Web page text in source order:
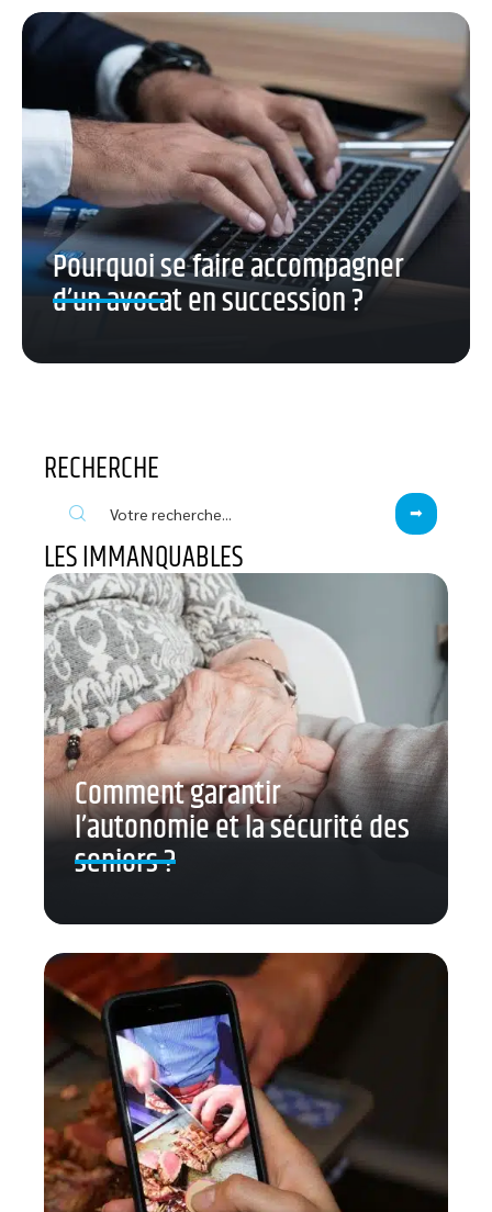
Pourquoi se faire accompagner
d’un avocat en succession ?
RECHERCHE
LES IMMANQUABLES
Comment garantir
l’autonomie et la sécurité des
seniors ?